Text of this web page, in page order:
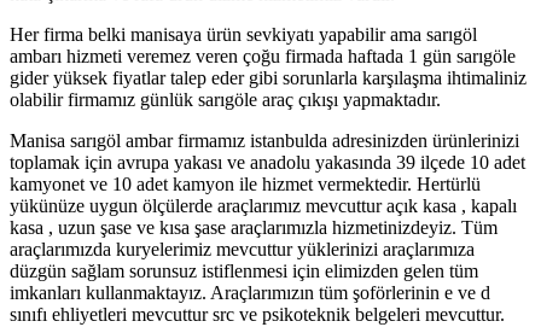
Her firma belki manisaya ürün sevkiyatı yapabilir ama sarıgöl
ambarı hizmeti veremez veren çoğu firmada haftada 1 gün sarıgöle
gider yüksek fiyatlar talep eder gibi sorunlarla karşılaşma ihtimaliniz
olabilir firmamız günlük sarıgöle araç çıkışı yapmaktadır.
Manisa sarıgöl ambar firmamız istanbulda adresinizden ürünlerinizi
toplamak için avrupa yakası ve anadolu yakasında 39 ilçede 10 adet
kamyonet ve 10 adet kamyon ile hizmet vermektedir. Hertürlü
yükünüze uygun ölçülerde araçlarımız mevcuttur açık kasa , kapalı
kasa , uzun şase ve kısa şase araçlarımızla hizmetinizdeyiz. Tüm
araçlarımızda kuryelerimiz mevcuttur yüklerinizi araçlarımıza
düzgün sağlam sorunsuz istiflenmesi için elimizden gelen tüm
imkanları kullanmaktayız. Araçlarımızın tüm şoförlerinin e ve d
sınıfı ehliyetleri mevcuttur src ve psikoteknik belgeleri mevcuttur.